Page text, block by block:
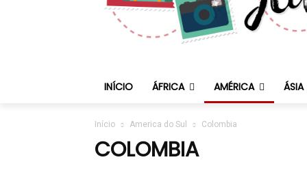
INÍCIO ÁFRICA AMÉRICA ÁSIA
Início America do Sul Colombia
COLOMBIA